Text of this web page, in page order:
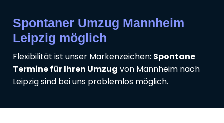
Spontaner Umzug Mannheim
Leipzig möglich
Flexibilität ist unser Markenzeichen: Spontane
Termine für Ihren Umzug von Mannheim nach
Leipzig sind bei uns problemlos möglich.